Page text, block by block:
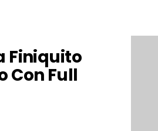
Finiquito
Con Full